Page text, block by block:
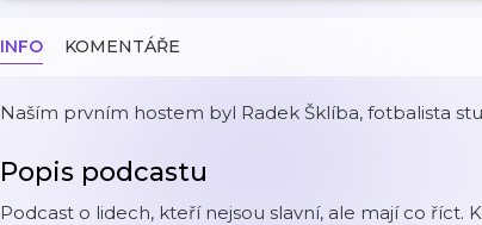
INFO KOMENTÁŘE
Naším prvním hostem byl Radek Šklíba, fotbalista
Popis podcastu
Podcast o lidech, kteří nejsou slavní, ale mají co říct.